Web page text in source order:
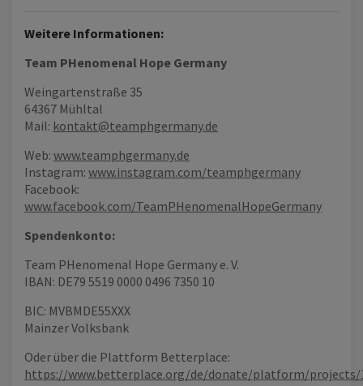
Weitere Informationen:
Team PHenomenal Hope Germany
Weingartenstraße 35
64367 Mühltal
Mail: kontakt@teamphgermany.de
Web: www.teamphgermany.de
Instagram: www.instagram.com/teamphgermany
Facebook:
www.facebook.com/TeamPHenomenalHopeGermany
Spendenkonto:
Team PHenomenal Hope Germany e. V.
IBAN: DE79 5519 0000 0496 7350 10
BIC: MVBMDE55XXX
Mainzer Volksbank
Oder über die Plattform Betterplace:
https://www.betterplace.org/de/donate/platform/projects/